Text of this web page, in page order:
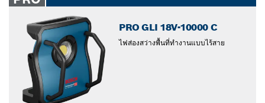
PRO GLI 18V-10000 C
ไฟส่องสว่างพื้นที่ทำงานแบบไร้สาย